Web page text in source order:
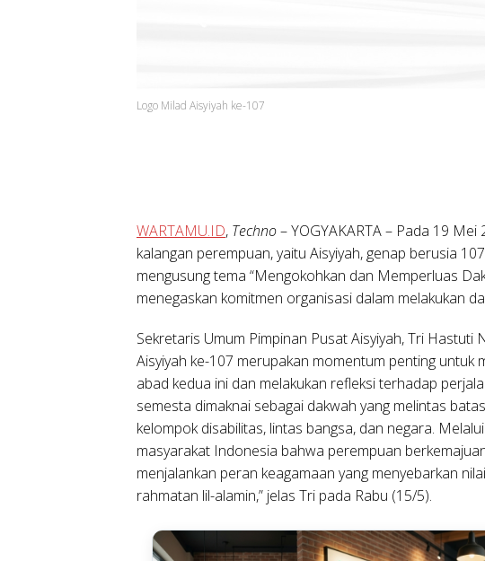
Logo Milad Aisyiyah ke-107
WARTAMU.ID, Techno– YOGYAKARTA – Pada 19
kalangan perempuan, yaitu Aisyiyah, genap berusia
mengusung tema “Mengokohkan dan Memperluas
menegaskan komitmen organisasi dalam melakukan
Sekretaris Umum Pimpinan Pusat Aisyiyah, Tri
Aisyiyah ke-107 merupakan momentum penting untuk
abad kedua ini dan melakukan refleksi terhadap
semesta dimaknai sebagai dakwah yang melintas
kelompok disabilitas, lintas bangsa, dan negara.
masyarakat Indonesia bahwa perempuan
menjalankan peran keagamaan yang menyebarkan
rahmatan lil-alamin,” jelas Tri pada Rabu (15/5).